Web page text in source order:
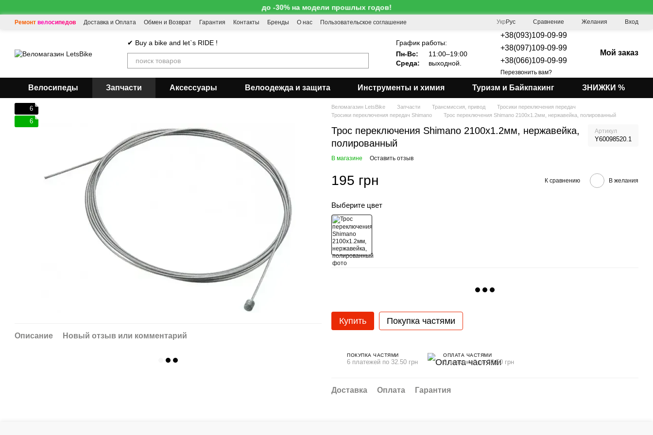
до -30% на модели прошлых годов!
Ремонт велосипедов Доставка и Оплата Обмен и Возврат Гарантия Контакты Бренды О нас Пользовательское соглашение Укр Рус Сравнение Желания Вход
✔ Buy a bike and let`s RIDE !
График работы:
Пн-Вс:
11:00–19:00
Среда:
выходной.
+38(093)109-09-99
+38(097)109-09-99
+38(066)109-09-99
Перезвонить вам?
Мой заказ
Велосипеды Запчасти Аксессуары Велоодежда и защита Инструменты и химия Туризм и Байкпакинг ЗНИЖКИ %
6
6
Описание Новый отзыв или комментарий
Веломагазин LetsBike Запчасти Трансмиссия, привод
Тросики переключения передач
Тросики переключения передач Shimano
Трос переключения Shimano 2100x1.2мм, нержавейка, полированный
Трос переключения Shimano 2100x1.2мм, нержавейка,
полированный
Артикул
Y60098520.1
В магазине Оставить отзыв
195 грн К сравнению В желания
Выберите цвет
Купить Покупка частями
ПОКУПКА ЧАСТЯМИ
6 платежей по 32.50 грн
ОПЛАТА ЧАСТЯМИ
6 платежей по 32.50 грн
Доставка Оплата Гарантия